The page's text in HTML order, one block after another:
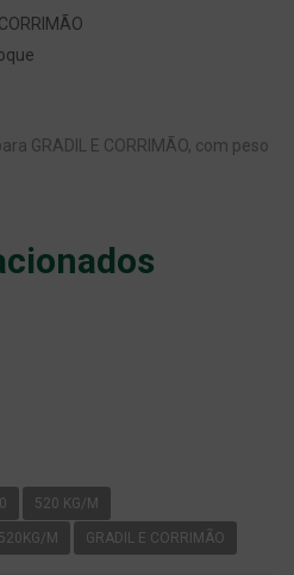
GRADIL E CORRIMÃO, com peso
520 KG/M
520KG/M GRADIL E CORRIMÃO